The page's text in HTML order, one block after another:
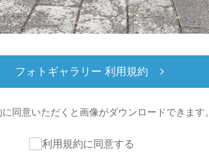
フォトギャラリー 利用規約
同意いただくと画像がダウンロードできます。
利用規約に同意する